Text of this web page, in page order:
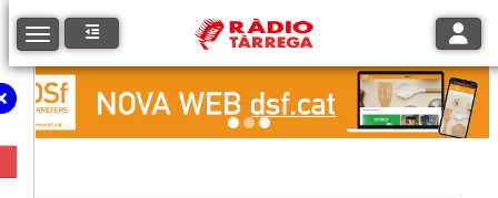
Toggle navigation